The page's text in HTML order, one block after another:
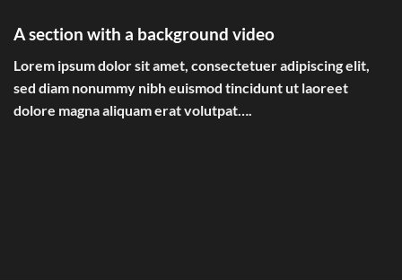
A section with a background video
Lorem ipsum dolor sit amet, consectetuer adipiscing elit,
sed diam nonummy nibh euismod tincidunt ut laoreet
dolore magna aliquam erat volutpat….